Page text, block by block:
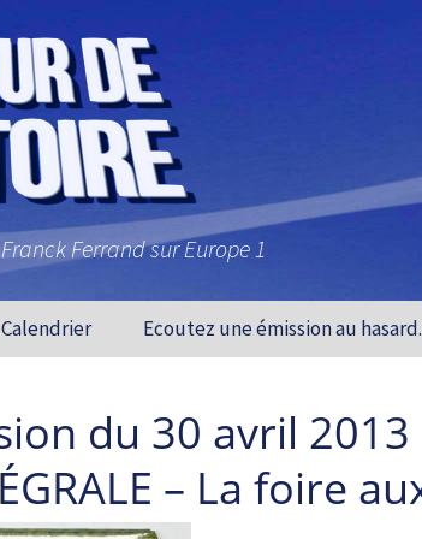
Ferrand sur Europe 1
Calendrier Ecoutez une émission au hasard.
du 30 avril 2013
– La foire